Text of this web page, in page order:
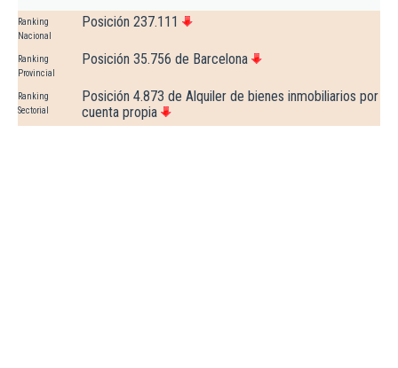
Ranking
Nacional
Posición 237.111
Ranking
Provincial
Posición 35.756 de Barcelona
Ranking
Sectorial
Posición 4.873 de Alquiler de bienes inmobiliarios por
cuenta propia